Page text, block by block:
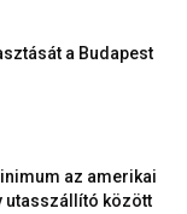
a Budapest
az amerikai
utasszállító között